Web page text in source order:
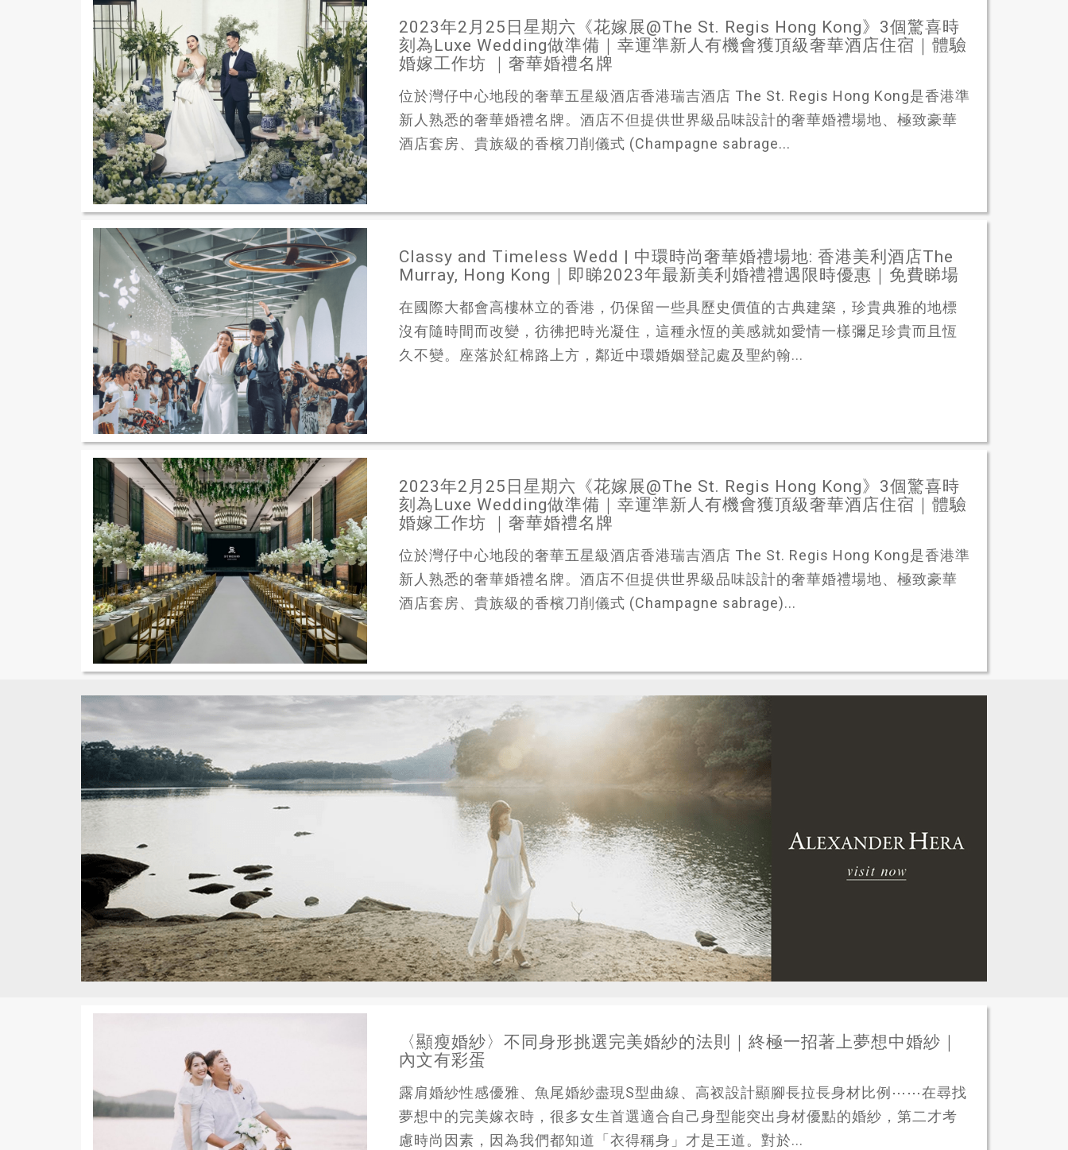
2023年2月25日星期六《花嫁展@The St. Regis Hong Kong》3個驚喜時
刻為Luxe Wedding做準備｜幸運準新人有機會獲頂級奢華酒店住宿｜體驗
婚嫁工作坊 ｜奢華婚禮名牌
位於灣仔中心地段的奢華五星級酒店香港瑞吉酒店 The St. Regis Hong Kong是香港準
新人熟悉的奢華婚禮名牌。酒店不但提供世界級品味設計的奢華婚禮場地、極致豪華
酒店套房、貴族級的香檳刀削儀式 (Champagne sabrage...
Classy and Timeless Wedd | 中環時尚奢華婚禮場地: 香港美利酒店The
Murray, Hong Kong｜即睇2023年最新美利婚禮禮遇限時優惠｜免費睇場
在國際大都會高樓林立的香港，仍保留一些具歷史價值的古典建築，珍貴典雅的地標
沒有隨時間而改變，彷彿把時光凝住，這種永恆的美感就如愛情一樣彌足珍貴而且恆
久不變。座落於紅棉路上方，鄰近中環婚姻登記處及聖約翰...
2023年2月25日星期六《花嫁展@The St. Regis Hong Kong》3個驚喜時
刻為Luxe Wedding做準備｜幸運準新人有機會獲頂級奢華酒店住宿｜體驗
婚嫁工作坊 ｜奢華婚禮名牌
位於灣仔中心地段的奢華五星級酒店香港瑞吉酒店 The St. Regis Hong Kong是香港準
新人熟悉的奢華婚禮名牌。酒店不但提供世界級品味設計的奢華婚禮場地、極致豪華
酒店套房、貴族級的香檳刀削儀式 (Champagne sabrage)...
〈顯瘦婚紗〉不同身形挑選完美婚紗的法則｜終極一招著上夢想中婚紗｜
內文有彩蛋
露肩婚紗性感優雅、魚尾婚紗盡現S型曲線、高衩設計顯腳長拉長身材比例⋯⋯在尋找
夢想中的完美嫁衣時，很多女生首選適合自己身型能突出身材優點的婚紗，第二才考
慮時尚因素，因為我們都知道「衣得稱身」才是王道。對於...